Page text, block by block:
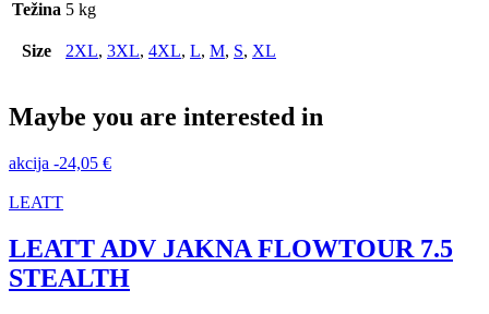
Težina 5 kg
Size 2XL, 3XL, 4XL, L, M, S, XL
Maybe you are interested in
akcija -24,05 €
LEATT
LEATT ADV JAKNA FLOWTOUR 7.5
STEALTH